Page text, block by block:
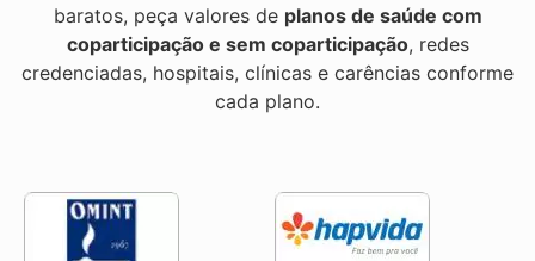
baratos, peça valores de planos de saúde com
coparticipação e sem coparticipação, redes
credenciadas, hospitais, clínicas e carências conforme
cada plano.